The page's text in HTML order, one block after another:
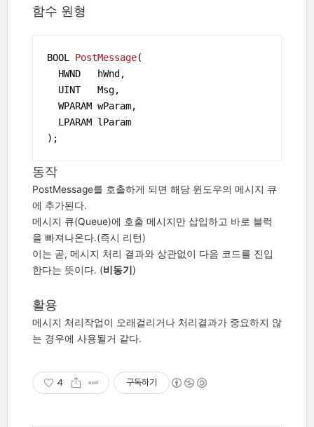
함수 원형
BOOL PostMessage(
  HWND   hWnd,
  UINT   Msg,
  WPARAM wParam,
  LPARAM lParam
) ;
동작
PostMessage를 호출하게 되면 해당 윈도우의 메시지 큐
에 추가된다.
메시지 큐(Queue)에 호출 메시지만 삽입하고 바로 블럭
을 빠져나온다.(즉시 리턴)
이는 곧, 메시지 처리 결과와 상관없이 다음 코드를 진입
한다는 뜻이다. (비동기 )
활용
메시지 처리작업이 오래걸리거나 처리결과가 중요하지 않
는 경우에 사용될거 같다.
4 구독하기